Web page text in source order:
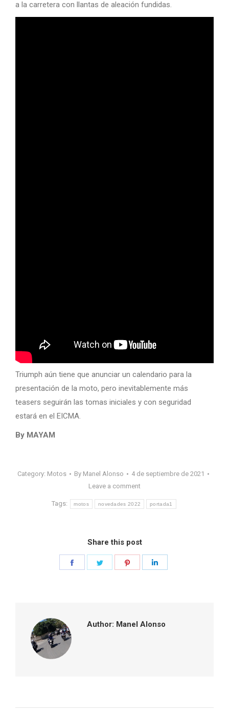
a la carretera con llantas de aleación fundidas.
Triumph aún tiene que anunciar un calendario para la
presentación de la moto, pero inevitablemente más
teasers seguirán las tomas iniciales y con seguridad
estará en el EICMA.
By MAYAM
Category: Motos By Manel Alonso
4 de septiembre de 2021
Leave a comment
Tags: motos novedades 2022 portada1
Share this post
Author: Manel Alonso